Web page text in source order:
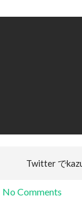
Twitter で
No Comments